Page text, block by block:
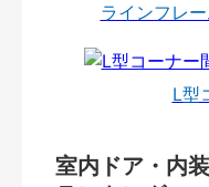
ラインフレ
L型
室内ドア・内